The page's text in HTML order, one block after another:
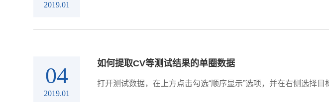
2019.01
04
2019.01
如何提取CV等测试结果的单圈数据
打开测试数据，在上方点击勾选“顺序显示”选项，并在右侧选择目